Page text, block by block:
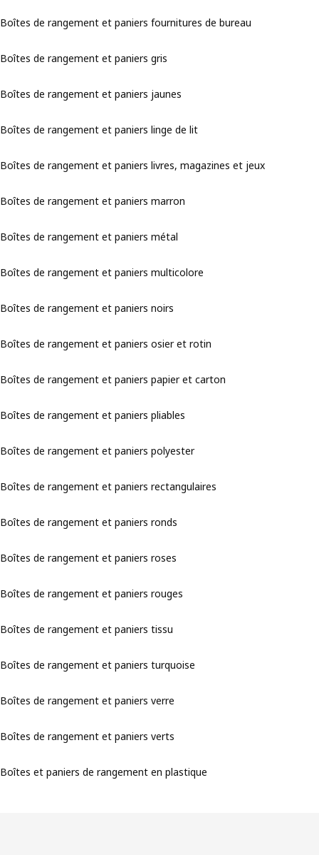
Boîtes de rangement et paniers fournitures de bureau
Boîtes de rangement et paniers gris
Boîtes de rangement et paniers jaunes
Boîtes de rangement et paniers linge de lit
Boîtes de rangement et paniers livres, magazines et jeux
Boîtes de rangement et paniers marron
Boîtes de rangement et paniers métal
Boîtes de rangement et paniers multicolore
Boîtes de rangement et paniers noirs
Boîtes de rangement et paniers osier et rotin
Boîtes de rangement et paniers papier et carton
Boîtes de rangement et paniers pliables
Boîtes de rangement et paniers polyester
Boîtes de rangement et paniers rectangulaires
Boîtes de rangement et paniers ronds
Boîtes de rangement et paniers roses
Boîtes de rangement et paniers rouges
Boîtes de rangement et paniers tissu
Boîtes de rangement et paniers turquoise
Boîtes de rangement et paniers verre
Boîtes de rangement et paniers verts
Boîtes et paniers de rangement en plastique